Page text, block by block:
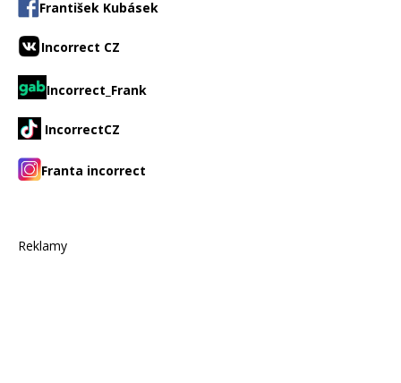
František Kubásek
Incorrect CZ
Incorrect_Frank
IncorrectCZ
Franta incorrect
Reklamy